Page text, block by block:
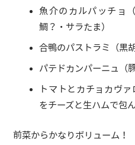
魚介のカルパッチョ
鯛？・サラたま）
合鴨のパストラミ（黒
パテドカンパーニュ（
トマトとカチョカヴ
をチーズと生ハムで包
前菜からかなりボリューム！